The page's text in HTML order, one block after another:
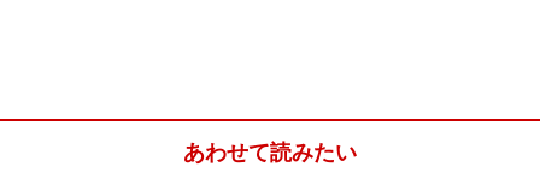
あわせて読みたい